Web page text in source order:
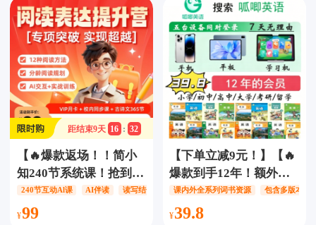
素养！
距结束9天 16 : 32
【🔥爆款返场！！简小
知240节系统课！抢到立
省1200！额外加赠价值
400元三大福利！】简小
240节互动Al课 AI伴读 读写结合
99
程，精听音频超10000
个、情景式AI互动练
习，个性化学习反馈、
科学分级进阶，逐步提
升阅读写作能力！
【下单立减9元！】【🔥
爆款到手12年！额外赠
近1000节视频课】呱唧
英语APP会员【12年
课内外全系列词书资源 包含多版本英
39.8